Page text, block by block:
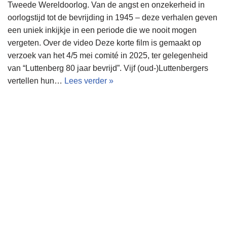
Tweede Wereldoorlog. Van de angst en onzekerheid in
oorlogstijd tot de bevrijding in 1945 – deze verhalen geven
een uniek inkijkje in een periode die we nooit mogen
vergeten. Over de video Deze korte film is gemaakt op
verzoek van het 4/5 mei comité in 2025, ter gelegenheid
van “Luttenberg 80 jaar bevrijd”. Vijf (oud-)Luttenbergers
vertellen hun… Lees verder »